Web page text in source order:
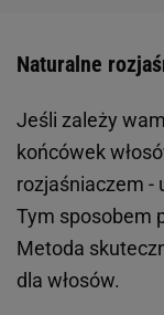
Naturalne
Jeśli zależy
końcówek
rozjaśniaczem -
Tym sposobem
Metoda
dla włosów.